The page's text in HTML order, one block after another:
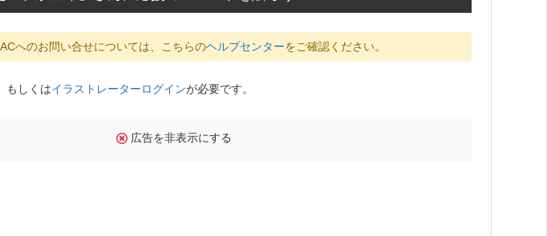
へのお問い合せについては、こちらのヘルプセンターをご確認ください。
もしくはイラストレーターログインが必要です。
広告を非表示にする